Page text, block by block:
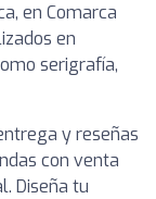
en Comarca
en
serigrafía,
y reseñas
con venta
Diseña tu